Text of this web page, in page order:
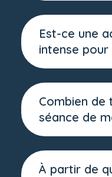
Est-ce une
intense pour
Combien de
séance de
À partir de